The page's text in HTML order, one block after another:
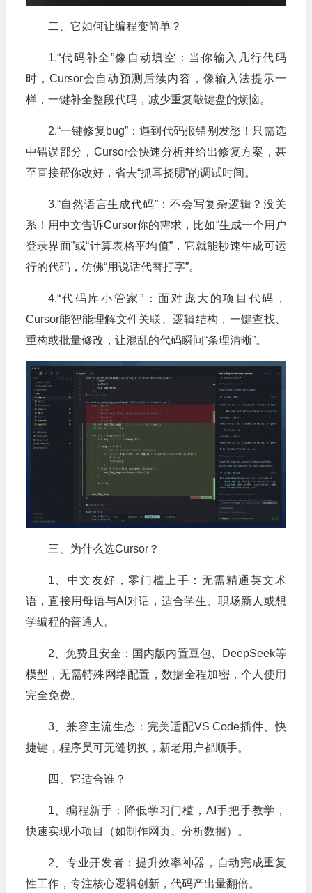
二、它如何让编程变简单？
1.“代码补全”像自动填空：当你输入几行代码
时，Cursor会自动预测后续内容，像输入法提示一
样，一键补全整段代码，减少重复敲键盘的烦恼。
2.“一键修复bug”：遇到代码报错别发愁！只需选
中错误部分，Cursor会快速分析并给出修复方案，甚
至直接帮你改好，省去“抓耳挠腮”的调试时间。
3.“自然语言生成代码”：不会写复杂逻辑？没关
系！用中文告诉Cursor你的需求，比如“生成一个用户
登录界面”或“计算表格平均值”，它就能秒速生成可运
行的代码，仿佛“用说话代替打字”。
4.“代码库小管家”：面对庞大的项目代码，
Cursor能智能理解文件关联、逻辑结构，一键查找、
重构或批量修改，让混乱的代码瞬间“条理清晰”。
三、为什么选Cursor？
1、中文友好，零门槛上手：无需精通英文术
语，直接用母语与AI对话，适合学生、职场新人或想
学编程的普通人。
2、免费且安全：国内版内置豆包、DeepSeek等
模型，无需特殊网络配置，数据全程加密，个人使用
完全免费。
3、兼容主流生态：完美适配VS Code插件、快
捷键，程序员可无缝切换，新老用户都顺手。
四、它适合谁？
1、编程新手：降低学习门槛，AI手把手教学，
快速实现小项目（如制作网页、分析数据）。
2、专业开发者：提升效率神器，自动完成重复
性工作，专注核心逻辑创新，代码产出量翻倍。